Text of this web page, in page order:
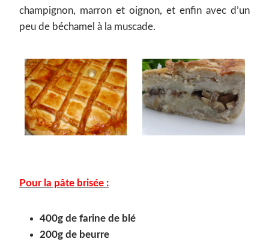
champignon, marron et oignon, et enfin avec d’un
peu de béchamel à la muscade.
Pour la pâte brisée :
400g de farine de blé
200g de beurre